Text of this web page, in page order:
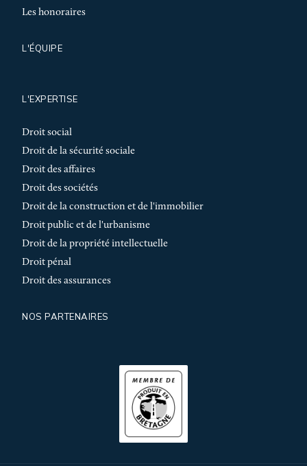
Les honoraires
L'ÉQUIPE
L'EXPERTISE
Droit social
Droit de la sécurité sociale
Droit des affaires
Droit des sociétés
Droit de la construction et de l'immobilier
Droit public et de l'urbanisme
Droit de la propriété intellectuelle
Droit pénal
Droit des assurances
NOS PARTENAIRES